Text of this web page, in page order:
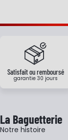
Satisfait ou remboursé
garantie 30 jours
La Baguetterie
Notre histoire